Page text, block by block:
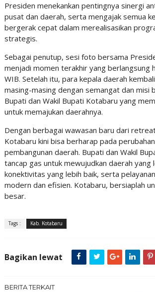
Presiden menekankan pentingnya sinergi
pusat dan daerah, serta mengajak semua
bergerak cepat dalam merealisasikan
strategis.
Sebagai penutup, sesi foto bersama
menjadi momen terakhir yang berlangsung
WIB. Setelah itu, para kepala daerah
masing-masing dengan semangat dan misi
Bupati dan Wakil Bupati Kotabaru yang
untuk memajukan daerahnya.
Dengan berbagai wawasan baru dari
Kotabaru kini bisa berharap pada
pembangunan daerah. Bupati dan Wakil
tancap gas untuk mewujudkan daerah yang
konektivitas yang lebih baik, serta
modern dan efisien. Kotabaru, bersiaplah
besar.
Tags : Kab. Kotabaru
Bagikan lewat
BERITA TERKAIT